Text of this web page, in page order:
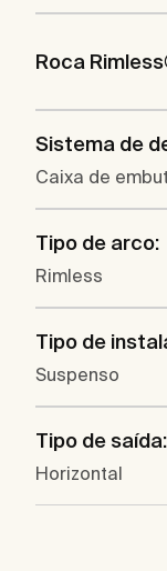
Roca
Sistema de
Caixa de
Tipo de arco:
Rimless
Tipo de
Suspenso
Tipo de saída:
Horizontal